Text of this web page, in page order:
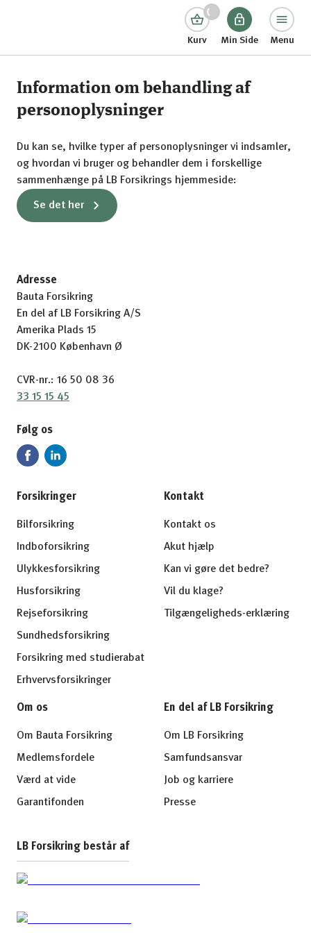
Kurv Min Side Menu
Information om behandling af
personoplysninger
Du kan se, hvilke typer af personoplysninger vi indsamler,
og hvordan vi bruger og behandler dem i forskellige
sammenhænge på LB Forsikrings hjemmeside:
Se det her
Adresse
Bauta Forsikring
En del af LB Forsikring A/S
Amerika Plads 15
DK-2100 København Ø
CVR-nr.: 16 50 08 36
33 15 15 45
Følg os
Forsikringer
Bilforsikring
Indboforsikring
Ulykkesforsikring
Husforsikring
Rejseforsikring
Sundhedsforsikring
Forsikring med studierabat
Erhvervsforsikringer
Kontakt
Kontakt os
Akut hjælp
Kan vi gøre det bedre?
Vil du klage?
Tilgængeligheds-erklæring
Om os
Om Bauta Forsikring
Medlemsfordele
Værd at vide
Garantifonden
En del af LB Forsikring
Om LB Forsikring
Samfundsansvar
Job og karriere
Presse
LB Forsikring består af